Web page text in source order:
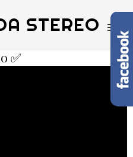
STEREO
✅